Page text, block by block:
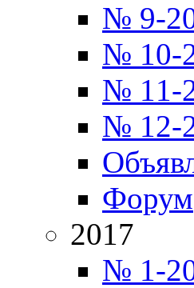
№ 9-
№ 10-
№ 11-
№ 12-
Форум
2017
№ 1-